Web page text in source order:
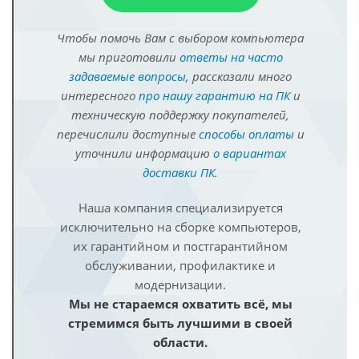
Чтобы помочь Вам с выбором компьютера
мы приготовили ответы на часто
задаваемые вопросы, рассказали много
интересного про нашу гарантию на ПКи
техническую поддержку покупателей,
перечислили доступные способы оплатыи
уточнили информацию о вариантах
доставки ПК.
Наша компания специализируется
исключительно на сборке компьютеров,
их гарантийном и постгарантийном
обслуживании, профилактике и
модернизации.
Мы не стараемся охватить всё, мы
стремимся быть лучшими в своей
области.